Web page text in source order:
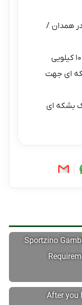
در همدان /
ای جهت
بشکه ای
Sportzino
After you